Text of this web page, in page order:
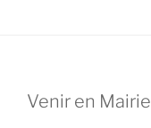
b
d
Venir en Mairie